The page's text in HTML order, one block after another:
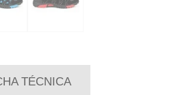
TÉCNICA